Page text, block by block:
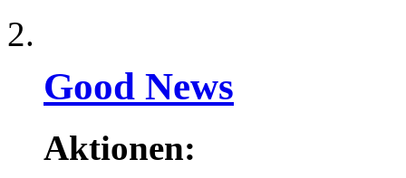
Good News
Aktionen: